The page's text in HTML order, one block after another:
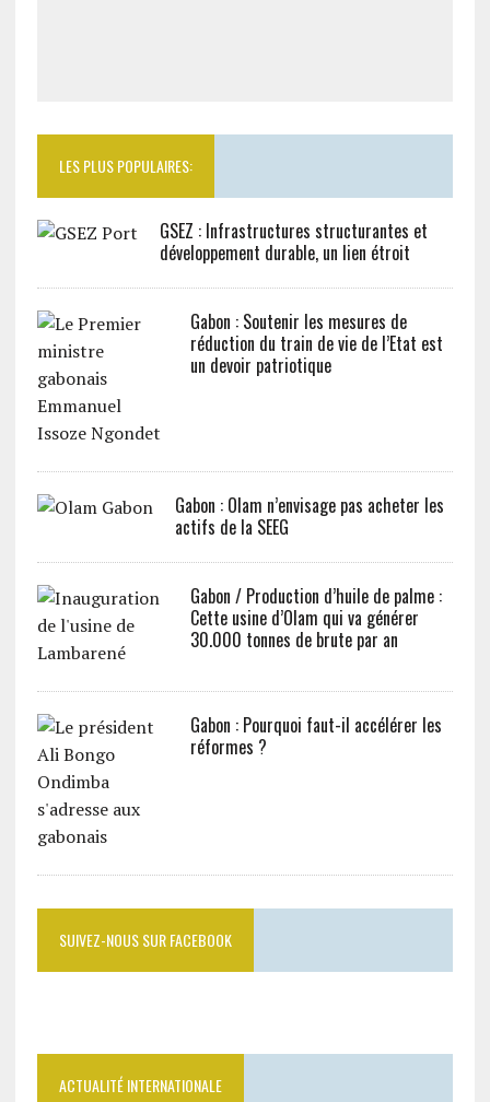
LES PLUS POPULAIRES:
GSEZ : Infrastructures structurantes et
développement durable, un lien étroit
Gabon : Soutenir les mesures de
réduction du train de vie de l’Etat est
un devoir patriotique
Gabon : Olam n’envisage pas acheter les
actifs de la SEEG
Gabon / Production d’huile de palme :
Cette usine d’Olam qui va générer
30.000 tonnes de brute par an
Gabon : Pourquoi faut-il accélérer les
réformes ?
SUIVEZ-NOUS SUR FACEBOOK
ACTUALITÉ INTERNATIONALE